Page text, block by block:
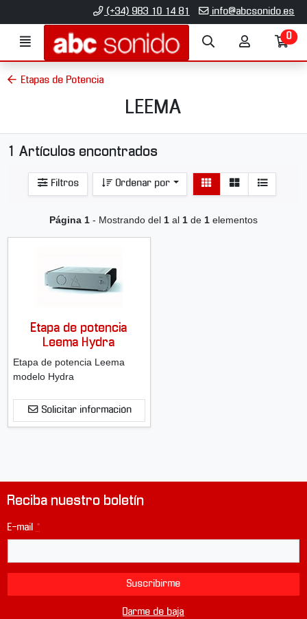
Ir al contenido principal de la página
(+34) 983 10 14 81 info@abcsonido.es
Menú Búsqueda
Ir
0
Etapas de Potencia
LEEMA
1 Artículos encontrados
Filtros Ordenar por
detalle
Ver
listado
Página 1 - Mostrando del 1 al 1 de 1 elementos
Etapa de potencia
Leema Hydra
Etapa de potencia Leema
modelo Hydra
Solicitar información
Reciba nuestro boletín
E-mail *
Suscribirme
Darme de baja